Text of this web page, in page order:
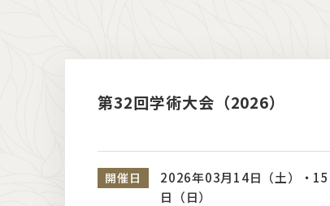
第32回学術大会（2026）
開催日
2026年03月14日（土）・15
日（日）